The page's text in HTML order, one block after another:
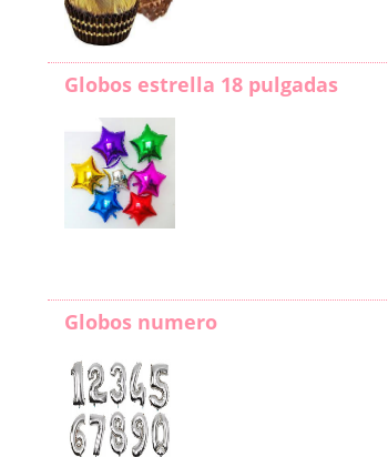
Globos estrella 18 pulgadas
Globos numero